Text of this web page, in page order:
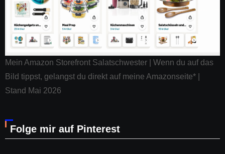
Mein Amazon Storefront Salatschwester | Wenn du auf das
Bild tippst, gelangst du direkt auf meine Amazonseite* |
Stand Mai 2026
Folge mir auf Pinterest